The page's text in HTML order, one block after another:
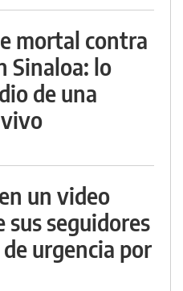
mortal contra
Sinaloa: lo
de una
un video
seguidores
urgencia por